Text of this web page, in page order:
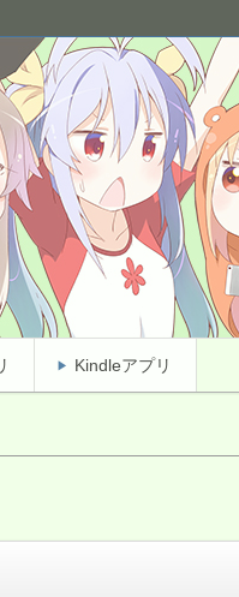
ア
アックな問題まで！
Kindleアプリ